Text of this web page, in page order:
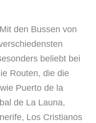
den Bussen von
beliebt bei
Routen, die die
Puerto de la
de La Launa,
Los Cristianos